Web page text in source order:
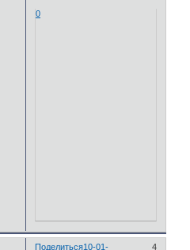
0
Поделиться 4
10-01-